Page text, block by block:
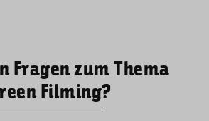
Fragen zum Thema
Filming?